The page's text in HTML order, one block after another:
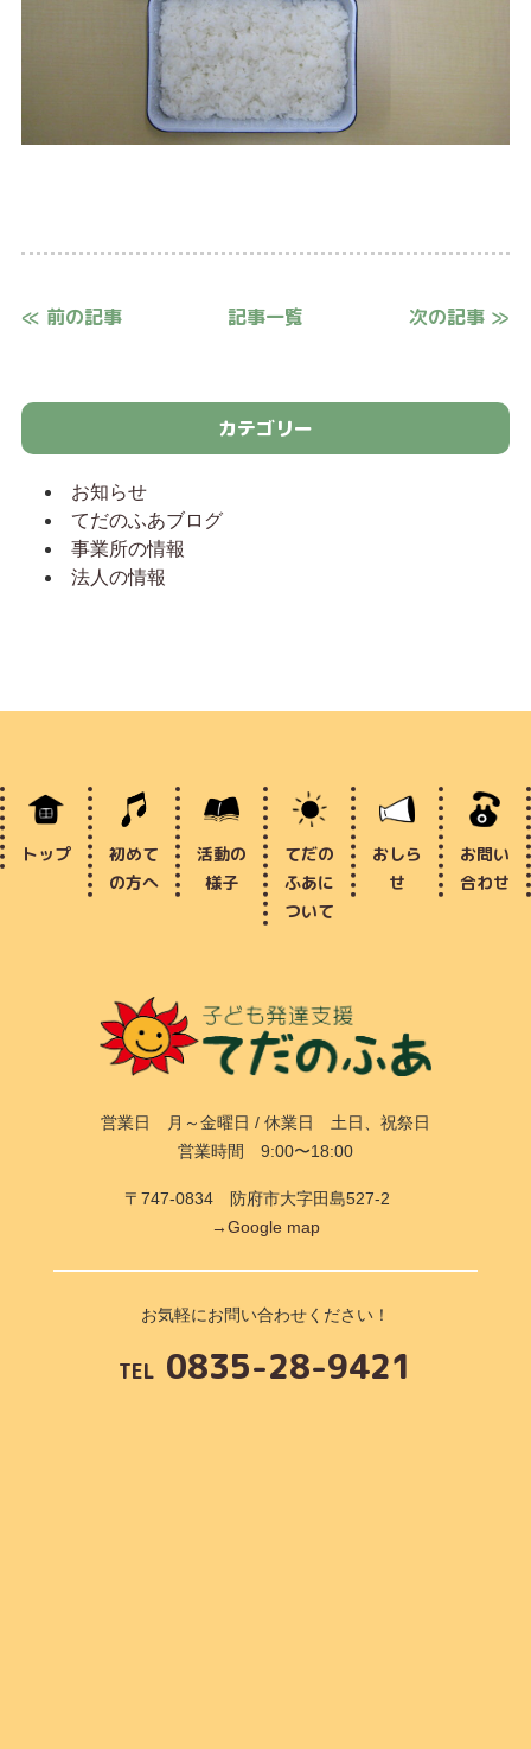
≪ 前の記事 記事一覧 次の記事 ≫
カテゴリー
お知らせ
てだのふあブログ
事業所の情報
法人の情報
トップ
初めて
の方へ
活動の
様子
てだの
ふあに
ついて
おしら
せ
お問い
合わせ
営業日 月～金曜日 / 休業日 土日、祝祭日
営業時間 9:00〜18:00
〒747-0834 防府市大字田島527-2
→Google map
お気軽にお問い合わせください！
TEL 0835-28-9421